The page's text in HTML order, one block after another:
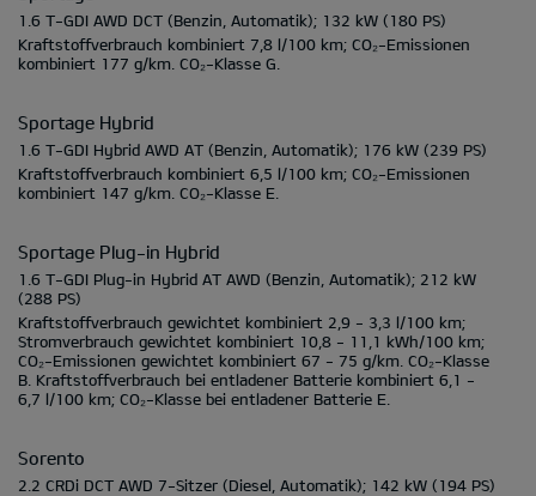
1.6 T-GDI AWD DCT (Benzin, Automatik); 132 kW (180 PS)
Kraftstoffverbrauch kombiniert 7,8 l/100 km; CO₂-Emissionen
kombiniert 177 g/km. CO₂-Klasse G.
Sportage Hybrid
1.6 T-GDI Hybrid AWD AT (Benzin, Automatik); 176 kW (239 PS)
Kraftstoffverbrauch kombiniert 6,5 l/100 km; CO₂-Emissionen
kombiniert 147 g/km. CO₂-Klasse E.
Sportage Plug-in Hybrid
1.6 T-GDI Plug-in Hybrid AT AWD (Benzin, Automatik); 212 kW
(288 PS)
Kraftstoffverbrauch gewichtet kombiniert 2,9 - 3,3 l/100 km;
Stromverbrauch gewichtet kombiniert 10,8 - 11,1 kWh/100 km;
CO₂-Emissionen gewichtet kombiniert 67 - 75 g/km. CO₂-Klasse
B. Kraftstoffverbrauch bei entladener Batterie kombiniert 6,1 -
6,7 l/100 km; CO₂-Klasse bei entladener Batterie E.
Sorento
2.2 CRDi DCT AWD 7-Sitzer (Diesel, Automatik); 142 kW (194 PS)